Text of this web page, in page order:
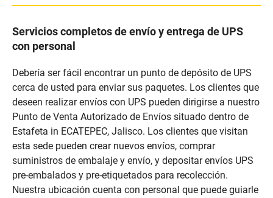
Servicios completos de envío y entrega de UPS
con personal
Debería ser fácil encontrar un punto de depósito de UPS
cerca de usted para enviar sus paquetes. Los clientes que
deseen realizar envíos con UPS pueden dirigirse a nuestro
Punto de Venta Autorizado de Envíos situado dentro de
Estafeta in ECATEPEC, Jalisco. Los clientes que visitan
esta sede pueden crear nuevos envíos, comprar
suministros de embalaje y envío, y depositar envíos UPS
pre-embalados y pre-etiquetados para recolección.
Nuestra ubicación cuenta con personal que puede guiarle